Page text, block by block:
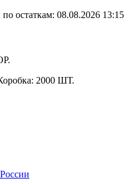
остаткам: 08.08.2026 13:15
2000 ШТ.